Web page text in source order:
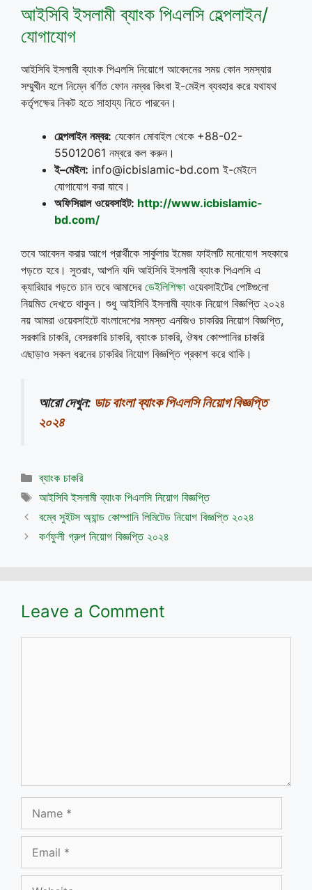
আইসিবি ইসলামী ব্যাংক পিএলসি হেল্পলাইন/
যোগাযোগ
আইসিবি ইসলামী ব্যাংক পিএলসি নিয়োগে আবেদনের সময় কোন সমস্যার
সম্মুখীন হলে নিম্নে বর্ণিত ফোন নম্বর কিংবা ই-মেইল ব্যবহার করে যথাযথ
কর্তৃপক্ষের নিকট হতে সাহায্য নিতে পারবেন।
হেল্পলাইন নম্বর: যেকোন মোবাইল থেকে +88-02-
55012061 নম্বরে কল করুন।
ই–মেইল: info@icbislamic-bd.com ই-মেইলে
যোগাযোগ করা যাবে।
অফিসিয়াল ওয়েবসাইট: http://www.icbislamic-
bd.com/
তবে আবেদন করার আগে প্রার্থীকে সার্কুলার ইমেজ ফাইলটি মনোযোগ সহকারে
পড়তে হবে। সুতরাং, আপনি যদি আইসিবি ইসলামী ব্যাংক পিএলসি এ
ক্যারিয়ার গড়তে চান তবে আমাদের ডেইলিশিক্ষা ওয়েবসাইটের পোষ্টগুলো
নিয়মিত দেখতে থাকুন। শুধু আইসিবি ইসলামী ব্যাংক নিয়োগ বিজ্ঞপ্তি ২০২৪
নয় আমরা ওয়েবসাইটে বাংলাদেশের সমস্ত এনজিও চাকরির নিয়োগ বিজ্ঞপ্তি,
সরকারি চাকরি, বেসরকারি চাকরি, ব্যাংক চাকরি, ঔষধ কোম্পানির চাকরি
এছাড়াও সকল ধরনের চাকরির নিয়োগ বিজ্ঞপ্তি প্রকাশ করে থাকি।
আরো দেখুন: ডাচ বাংলা ব্যাংক পিএলসি নিয়োগ বিজ্ঞপ্তি
২০২৪
Categories
ব্যাংক চাকরি
Tags
আইসিবি ইসলামী ব্যাংক পিএলসি নিয়োগ বিজ্ঞপ্তি
বম্বে সুইটস অ্যান্ড কোম্পানি লিমিটেড নিয়োগ বিজ্ঞপ্তি ২০২৪
কর্ণফুলী গ্রুপ নিয়োগ বিজ্ঞপ্তি ২০২৪
Leave a Comment